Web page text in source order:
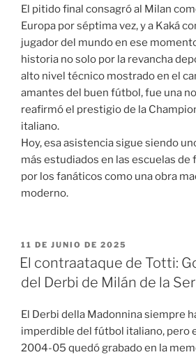
El pitido final consagró al Milan
Europa por séptima vez, y a Kaká
jugador del mundo en ese
historia no solo por la revancha
alto nivel técnico mostrado en el
amantes del buen fútbol, fue una
reafirmó el prestigio de la
italiano.
Hoy, esa asistencia sigue siendo
más estudiados en las escuelas
por los fanáticos como una obra
moderno.
PUBLICADO
EL
11 DE JUNIO DE 2025
El contraataque de Totti:
del Derbi de Milán de la
El Derbi della Madonnina siempre
imperdible del fútbol italiano, pero
2004-05 quedó grabado en la